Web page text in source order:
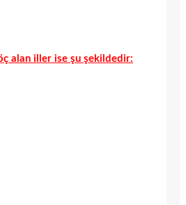
alan iller ise şu şekildedir: